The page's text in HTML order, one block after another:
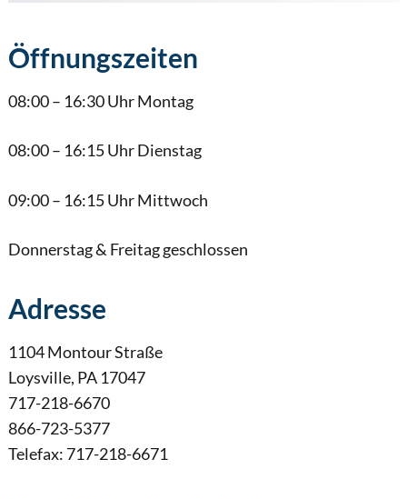
Öffnungszeiten
08:00 – 16:30 Uhr Montag
08:00 – 16:15 Uhr Dienstag
09:00 – 16:15 Uhr Mittwoch
Donnerstag & Freitag geschlossen
Adresse
1104 Montour Straße
Loysville, PA 17047
717-218-6670
866-723-5377
Telefax: 717-218-6671